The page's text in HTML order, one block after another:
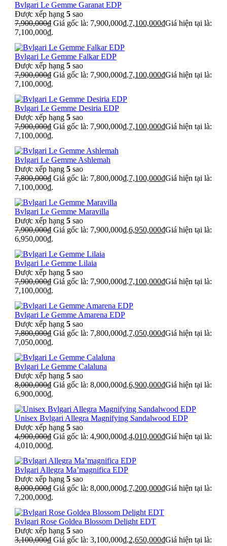
Bvlgari Le Gemme Garanat EDP
Được xếp hạng 5 sao
7,900,000₫ Giá gốc là: 7,900,000₫.7,100,000₫Giá hiện tại là:
7,100,000₫.
Bvlgari Le Gemme Falkar EDP
Được xếp hạng 5 sao
7,900,000₫ Giá gốc là: 7,900,000₫.7,100,000₫Giá hiện tại là:
7,100,000₫.
Bvlgari Le Gemme Desiria EDP
Được xếp hạng 5 sao
7,900,000₫ Giá gốc là: 7,900,000₫.7,100,000₫Giá hiện tại là:
7,100,000₫.
Bvlgari Le Gemme Ashlemah
Được xếp hạng 5 sao
7,800,000₫ Giá gốc là: 7,800,000₫.7,100,000₫Giá hiện tại là:
7,100,000₫.
Bvlgari Le Gemme Maravilla
Được xếp hạng 5 sao
7,900,000₫ Giá gốc là: 7,900,000₫.6,950,000₫Giá hiện tại là:
6,950,000₫.
Bvlgari Le Gemme Lilaia
Được xếp hạng 5 sao
7,900,000₫ Giá gốc là: 7,900,000₫.7,100,000₫Giá hiện tại là:
7,100,000₫.
Bvlgari Le Gemme Amarena EDP
Được xếp hạng 5 sao
7,800,000₫ Giá gốc là: 7,800,000₫.7,050,000₫Giá hiện tại là:
7,050,000₫.
Bvlgari Le Gemme Calaluna
Được xếp hạng 5 sao
8,000,000₫ Giá gốc là: 8,000,000₫.6,900,000₫Giá hiện tại là:
6,900,000₫.
Unisex Bvlgari Allegra Magnifying Sandalwood EDP
Được xếp hạng 5 sao
4,900,000₫ Giá gốc là: 4,900,000₫.4,010,000₫Giá hiện tại là:
4,010,000₫.
Bvlgari Allegra Ma’magnifica EDP
Được xếp hạng 5 sao
8,000,000₫ Giá gốc là: 8,000,000₫.7,200,000₫Giá hiện tại là:
7,200,000₫.
Bvlgari Rose Goldea Blossom Delight EDT
Được xếp hạng 5 sao
3,100,000₫ Giá gốc là: 3,100,000₫.2,650,000₫Giá hiện tại là: